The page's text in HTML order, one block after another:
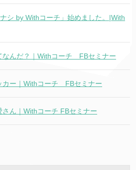
シ by Withコーチ」始めました。|With
なんだ？｜Withコーチ FBセミナー
カー｜Withコーチ FBセミナー
ん｜Withコーチ FBセミナー